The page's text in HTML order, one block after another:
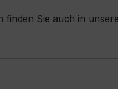
finden Sie auch in